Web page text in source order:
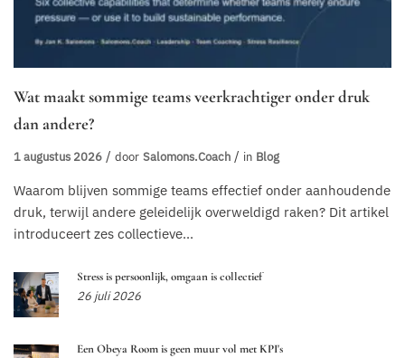
Wat maakt sommige teams veerkrachtiger onder druk
dan andere?
1 augustus 2026 door Salomons.coach in Blog
Waarom blijven sommige teams effectief onder aanhoudende
druk, terwijl andere geleidelijk overweldigd raken? Dit artikel
introduceert zes collectieve...
Stress is persoonlijk, omgaan is collectief
26 juli 2026
Een Obeya Room is geen muur vol met KPI's